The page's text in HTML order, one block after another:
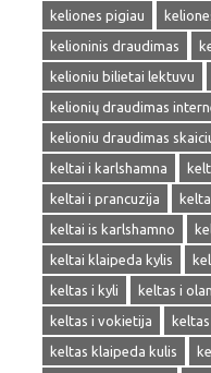
keliones pigiau
kelioninis draudimas
kelioniu bilietai lektuvu
kelionių draudimas
kelioniu draudimas
keltai i karlshamna
keltai i prancuzija
keltai is karlshamno
keltai klaipeda kylis
keltas i kyli
keltas i
keltas i vokietija
keltas klaipeda kulis